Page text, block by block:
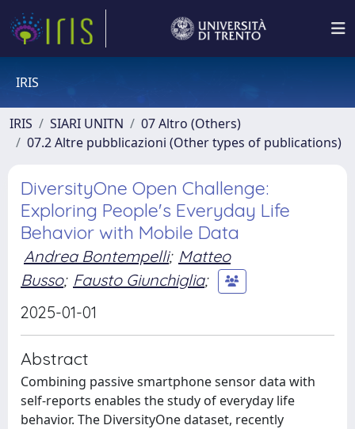
IRIS
IRIS SIARI UNITN
07 Altro (Others)
07.2 Altre pubblicazioni (Other types of publications)
DiversityOne Open Challenge:
Exploring People's Everyday Life
Behavior with Mobile Data
Andrea Bontempelli; Matteo
Busso; Fausto Giunchiglia;
2025-01-01
Abstract
Combining passive smartphone sensor data with
self-reports enables the study of everyday life
behavior. The DiversityOne dataset, recently